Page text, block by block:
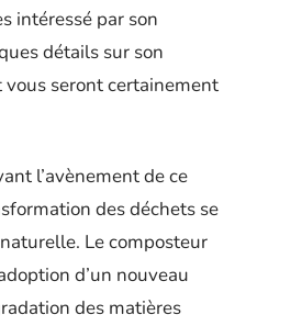
intéressé par son
détails sur son
seront certainement
l’avènement de ce
des déchets se
Le composteur
d’un nouveau
des matières